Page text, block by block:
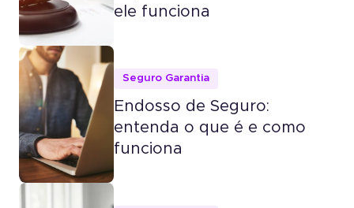
ele funciona
Seguro Garantia
Endosso de Seguro:
entenda o que é e como
funciona